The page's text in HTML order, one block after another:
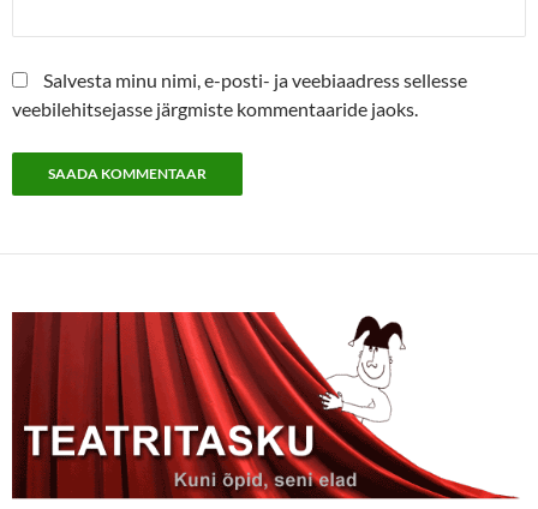
Salvesta minu nimi, e-posti- ja veebiaadress sellesse
veebilehitsejasse järgmiste kommentaaride jaoks.